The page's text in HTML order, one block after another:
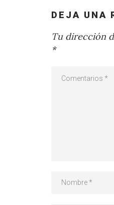
DEJA UNA
Tu dirección
*